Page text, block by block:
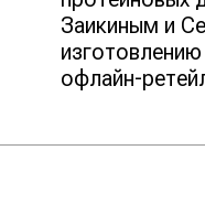
Заикиным и
офлайн-